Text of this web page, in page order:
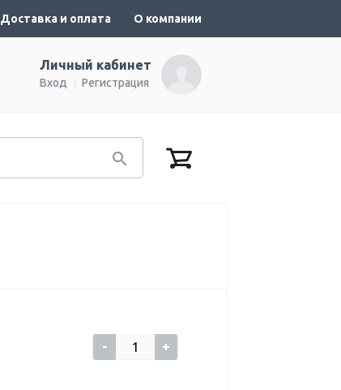
Доставка и оплата О компании
Личный кабинет
Вход Регистрация
- +